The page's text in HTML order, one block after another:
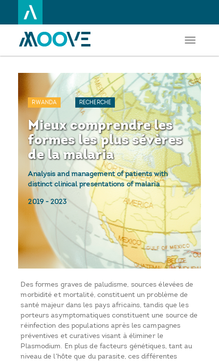
au
principal
Toggle
RWANDA RECHERCHE
Mieux comprendre les
formes les plus sévères
de la malaria
Analysis and management of patients with
distinct clinical presentations of malaria
2019-2023
Des formes graves de paludisme, sources élevées de
morbidité et mortalité, constituent un problème de
santé majeur dans les pays africains, tandis que les
porteurs asymptomatiques constituent une source de
réinfection des populations après les campagnes
préventives et curatives visant à éliminer le
Plasmodium. En plus de facteurs génétiques, tant au
niveau de l'hôte que du parasite, ces différentes